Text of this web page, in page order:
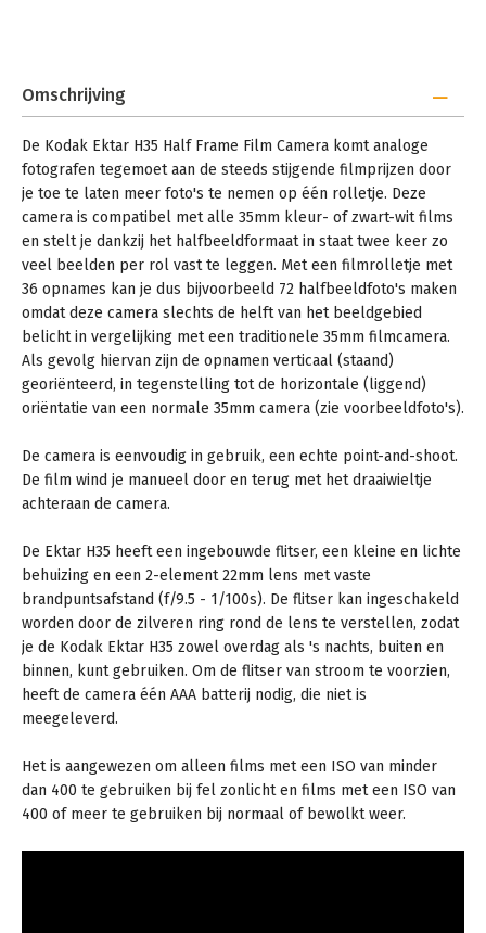
Omschrijving
De Kodak Ektar H35 Half Frame Film Camera komt analoge
fotografen tegemoet aan de steeds stijgende filmprijzen door
je toe te laten meer foto's te nemen op één rolletje. Deze
camera is compatibel met alle 35mm kleur- of zwart-wit films
en stelt je dankzij het halfbeeldformaat in staat twee keer zo
veel beelden per rol vast te leggen. Met een filmrolletje met
36 opnames kan je dus bijvoorbeeld 72 halfbeeldfoto's maken
omdat deze camera slechts de helft van het beeldgebied
belicht in vergelijking met een traditionele 35mm filmcamera.
Als gevolg hiervan zijn de opnamen verticaal (staand)
georiënteerd, in tegenstelling tot de horizontale (liggend)
oriëntatie van een normale 35mm camera (zie voorbeeldfoto's).
De camera is eenvoudig in gebruik, een echte point-and-shoot.
De film wind je manueel door en terug met het draaiwieltje
achteraan de camera.
De Ektar H35 heeft een ingebouwde flitser, een kleine en lichte
behuizing en een 2-element 22mm lens met vaste
brandpuntsafstand (f/9.5 - 1/100s). De flitser kan ingeschakeld
worden door de zilveren ring rond de lens te verstellen, zodat
je de Kodak Ektar H35 zowel overdag als 's nachts, buiten en
binnen, kunt gebruiken. Om de flitser van stroom te voorzien,
heeft de camera één AAA batterij nodig, die niet is
meegeleverd.
Het is aangewezen om alleen films met een ISO van minder
dan 400 te gebruiken bij fel zonlicht en films met een ISO van
400 of meer te gebruiken bij normaal of bewolkt weer.